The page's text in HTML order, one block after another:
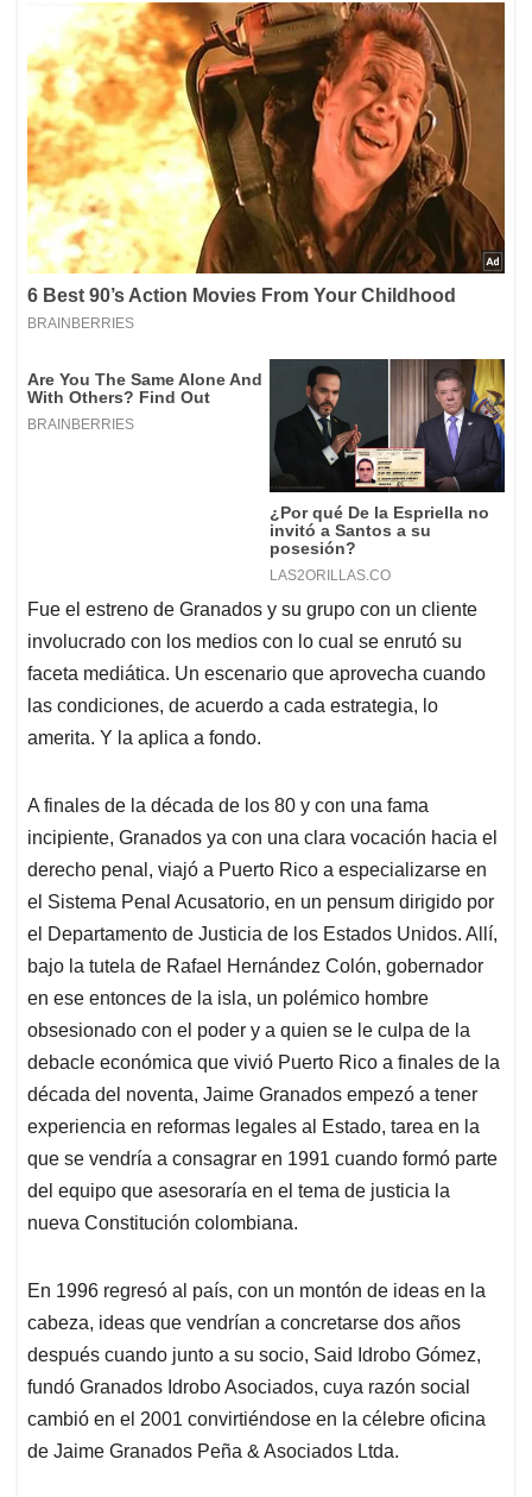
Fue el estreno de Granados y su grupo con un cliente
involucrado con los medios con lo cual se enrutó su
faceta mediática. Un escenario que aprovecha cuando
las condiciones, de acuerdo a cada estrategia, lo
amerita. Y la aplica a fondo.
A finales de la década de los 80 y con una fama
incipiente, Granados ya con una clara vocación hacia el
derecho penal, viajó a Puerto Rico a especializarse en
el Sistema Penal Acusatorio, en un pensum dirigido por
el Departamento de Justicia de los Estados Unidos. Allí,
bajo la tutela de Rafael Hernández Colón, gobernador
en ese entonces de la isla, un polémico hombre
obsesionado con el poder y a quien se le culpa de la
debacle económica que vivió Puerto Rico a finales de la
década del noventa, Jaime Granados empezó a tener
experiencia en reformas legales al Estado, tarea en la
que se vendría a consagrar en 1991 cuando formó parte
del equipo que asesoraría en el tema de justicia la
nueva Constitución colombiana.
En 1996 regresó al país, con un montón de ideas en la
cabeza, ideas que vendrían a concretarse dos años
después cuando junto a su socio, Said Idrobo Gómez,
fundó Granados Idrobo Asociados, cuya razón social
cambió en el 2001 convirtiéndose en la célebre oficina
de Jaime Granados Peña & Asociados Ltda.